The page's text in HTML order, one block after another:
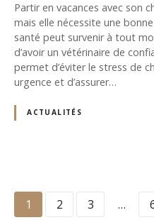
Partir en vacances avec son
mais elle nécessite une
santé peut survenir à tout
d’avoir un vétérinaire de
permet d’éviter le stress de
urgence et d’assurer…
ACTUALITÉS
N1 2 3 …